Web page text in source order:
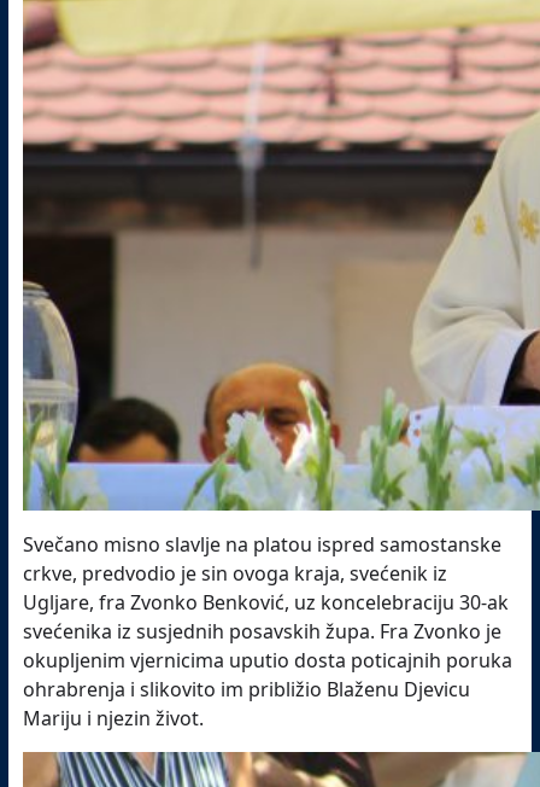
Svečano misno slavlje na platou ispred samostanske
crkve, predvodio je sin ovoga kraja, svećenik iz
Ugljare, fra Zvonko Benković, uz koncelebraciju 30-ak
svećenika iz susjednih posavskih župa. Fra Zvonko je
okupljenim vjernicima uputio dosta poticajnih poruka
ohrabrenja i slikovito im približio Blaženu Djevicu
Mariju i njezin život.